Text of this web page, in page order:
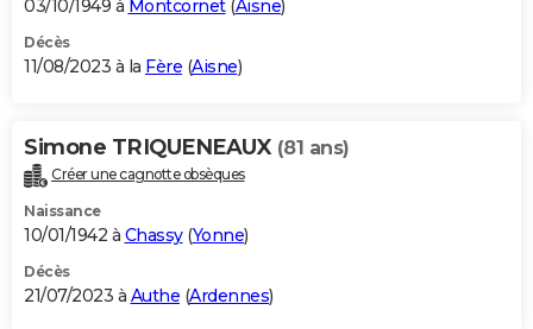
03/10/1949 à Montcornet(Aisne)
Décès
11/08/2023 à la Fère (Aisne)
Simone TRIQUENEAUX (81 ans)
Créer une cagnotte obsèques
Naissance
10/01/1942 à Chassy(Yonne)
Décès
21/07/2023 à Authe (Ardennes)